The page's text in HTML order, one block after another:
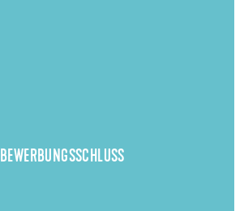
BEWERBUNGSSCHLUSS